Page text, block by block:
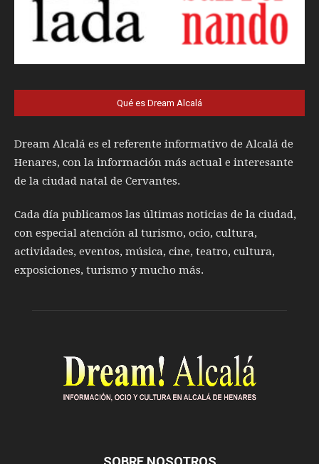
Qué es Dream Alcalá
Dream Alcalá es el referente informativo de Alcalá de
Henares, con la información más actual e interesante
de la ciudad natal de Cervantes.
Cada día publicamos las últimas noticias de la ciudad,
con especial atención al turismo, ocio, cultura,
actividades, eventos, música, cine, teatro, cultura,
exposiciones, turismo y mucho más.